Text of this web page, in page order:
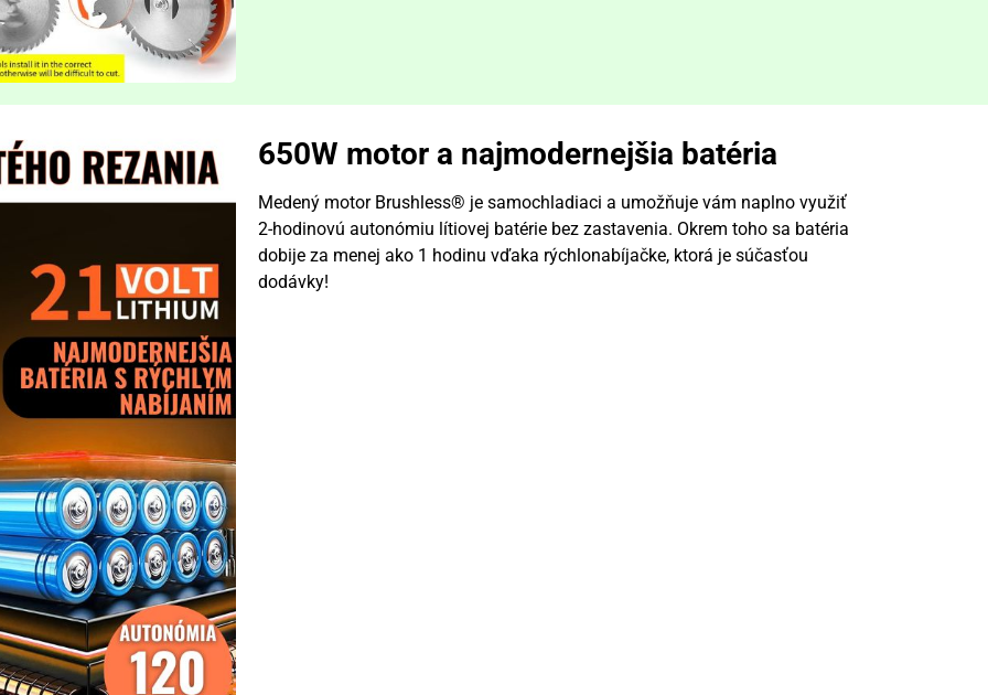
650W motor a najmodernejšia batéria
Medený motor Brushless® je samochladiaci a umožňuje vám naplno využiť
2-hodinovú autonómiu lítiovej batérie bez zastavenia. Okrem toho sa batéria
dobije za menej ako 1 hodinu vďaka rýchlonabíjačke, ktorá je súčasťou
dodávky!